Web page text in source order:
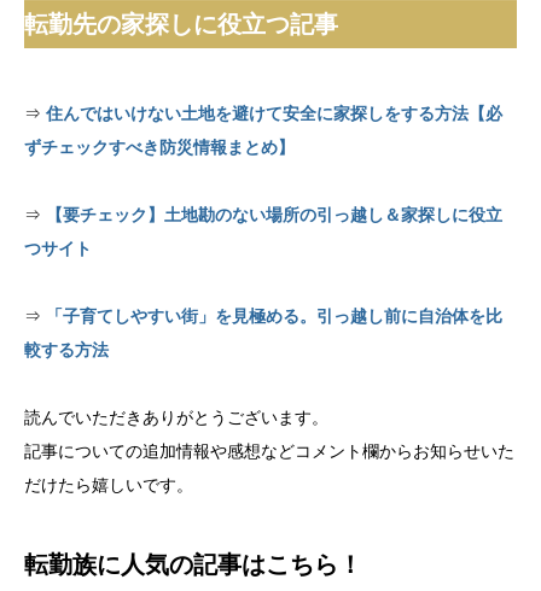
転勤先の家探しに役立つ記事
⇒ 住んではいけない土地を避けて安全に家探しをする方法【必
ずチェックすべき防災情報まとめ】
⇒
【要チェック】土地勘のない場所の引っ越し＆家探しに役立
つサイト
⇒
「子育てしやすい街」を見極める。引っ越し前に自治体を比
較する方法
読んでいただきありがとうございます。
記事についての追加情報や感想などコメント欄からお知らせいた
だけたら嬉しいです。
転勤族に人気の記事はこちら！